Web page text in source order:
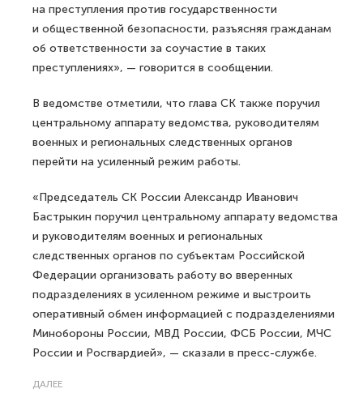
на преступления против государственности
и общественной безопасности, разъясняя гражданам
об ответственности за соучастие в таких
преступлениях», — говорится в сообщении.
В ведомстве отметили, что глава СК также поручил
центральному аппарату ведомства, руководителям
военных и региональных следственных органов
перейти на усиленный режим работы.
«Председатель СК России Александр Иванович
Бастрыкин поручил центральному аппарату ведомства
и руководителям военных и региональных
следственных органов по субъектам Российской
Федерации организовать работу во вверенных
подразделениях в усиленном режиме и выстроить
оперативный обмен информацией с подразделениями
Минобороны России, МВД России, ФСБ России, МЧС
России и Росгвардией», — сказали в пресс-службе.
ДАЛЕЕ